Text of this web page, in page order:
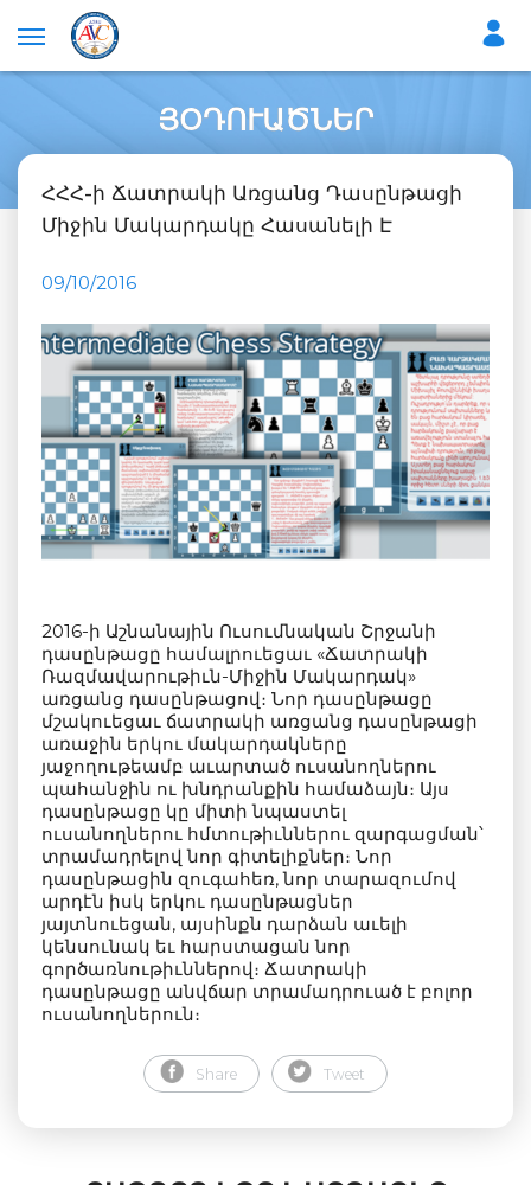
ՅՕԴՈՒԱԾՆԵՐ
ՀՀՀ-ի Ճատրակի Առցանց Դասընթացի
Միջին Մակարդակը Հասանելի Է
09/10/2016
2016-ի Աշնանային Ուսումնական Շրջանի
դասընթացը համալրուեցաւ «Ճատրակի
Ռազմավարութիւն-Միջին Մակարդակ»
առցանց դասընթացով։ Նոր դասընթացը
մշակուեցաւ ճատրակի առցանց դասընթացի
առաջին երկու մակարդակները
յաջողութեամբ աւարտած ուսանողներու
պահանջին ու խնդրանքին համաձայն։ Այս
դասընթացը կը միտի նպաստել
ուսանողներու հմտութիւններու զարգացման՝
տրամադրելով նոր գիտելիքներ։ Նոր
դասընթացին զուգահեռ, նոր տարազումով
արդէն իսկ երկու դասընթացներ
յայտնուեցան, այսինքն դարձան աւելի
կենսունակ եւ հարստացան նոր
գործառնութիւններով։ Ճատրակի
դասընթացը անվճար տրամադրուած է բոլոր
ուսանողներուն։
Share Tweet